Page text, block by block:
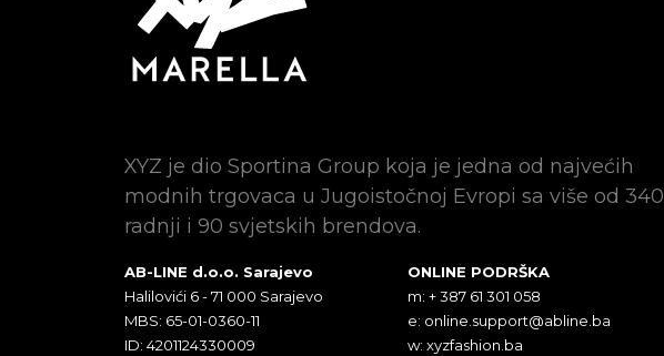
XYZ je dio Sportina Group koja je jedna od najvećih
modnih trgovaca u Jugoistočnoj Evropi sa više od 340
radnji i 90 svjetskih brendova.
AB-LINE d.o.o. Sarajevo
Halilovići 6 - 71 000 Sarajevo
MBS: 65-01-0360-11
ID: 4201124330009
ONLINE PODRŠKA
m: + 387 61 301 058
e: online.support@abline.ba
w: xyzfashion.ba